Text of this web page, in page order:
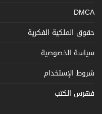
DMCA
حقوق الملكية الفكرية
سياسة الخصوصية
شروط الإستخدام
فهرس الكتب